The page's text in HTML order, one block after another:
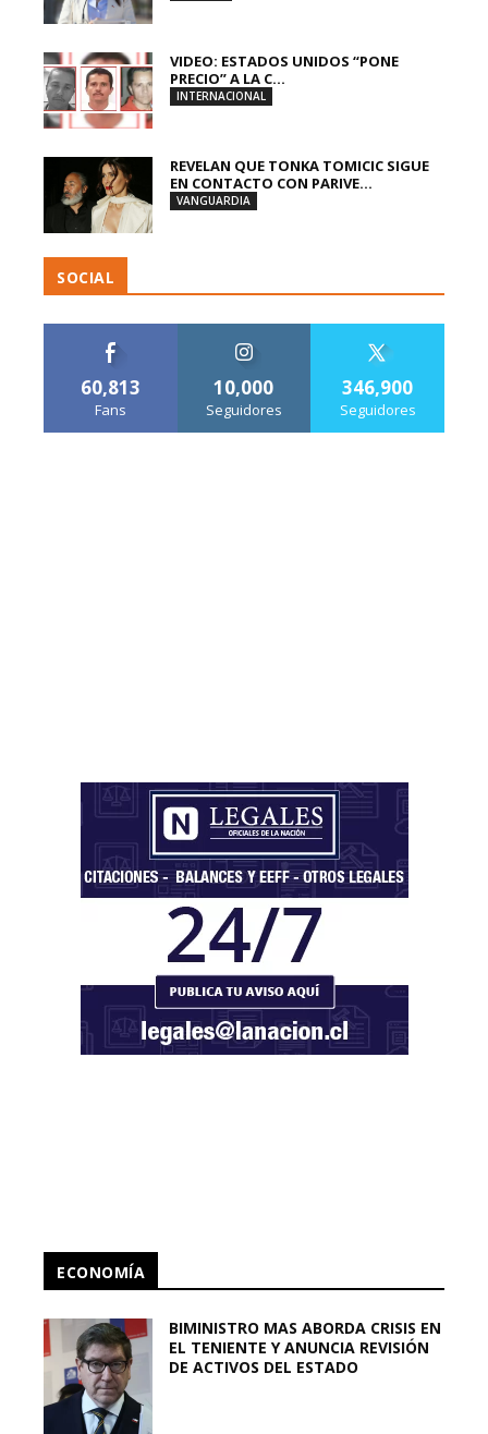
VIDEO: ESTADOS UNIDOS “PONE
PRECIO” A LA C...
INTERNACIONAL
REVELAN QUE TONKA TOMICIC SIGUE
EN CONTACTO CON PARIVE...
VANGUARDIA
SOCIAL
60,813
Fans
10,000
Seguidores
346,900
Seguidores
ECONOMÍA
BIMINISTRO MAS ABORDA CRISIS EN
EL TENIENTE Y ANUNCIA REVISIÓN
DE ACTIVOS DEL ESTADO